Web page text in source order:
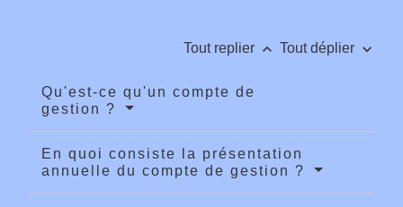
Tout replier keyboard_arrow_up Tout déplier keyboard_arrow_down
Qu'est-ce qu'un compte de
gestion ?
En quoi consiste la présentation
annuelle du compte de gestion ?